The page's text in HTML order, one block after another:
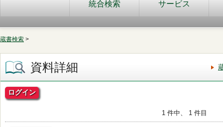
統合検索
サービス
蔵書検索 >
資料詳細
ログイン
1 件中、 1 件目